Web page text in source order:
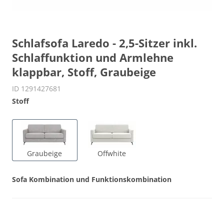
Schlafsofa Laredo - 2,5-Sitzer inkl.
Schlaffunktion und Armlehne
klappbar, Stoff, Graubeige
ID 1291427681
Stoff
Graubeige Offwhite
Sofa Kombination und Funktionskombination